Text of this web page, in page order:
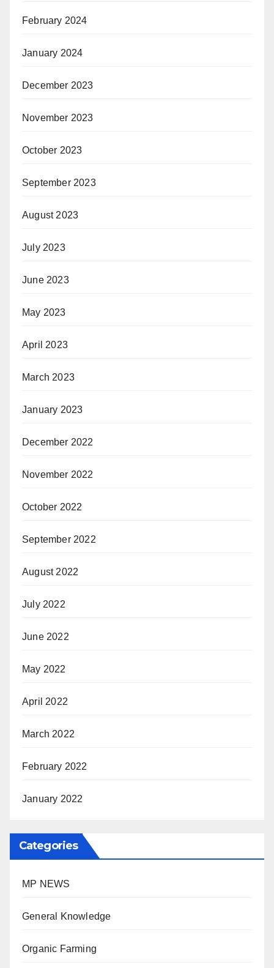
February 2024
January 2024
December 2023
November 2023
October 2023
September 2023
August 2023
July 2023
June 2023
May 2023
April 2023
March 2023
January 2023
December 2022
November 2022
October 2022
September 2022
August 2022
July 2022
June 2022
May 2022
April 2022
March 2022
February 2022
January 2022
Categories
MP NEWS
General Knowledge
Organic Farming